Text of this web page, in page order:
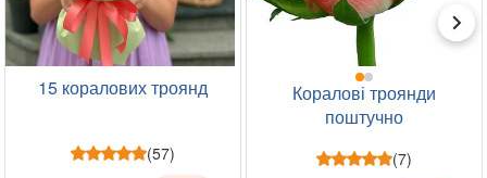
15 коралових троянд
(57)
Коралові троянди
поштучно
(7)